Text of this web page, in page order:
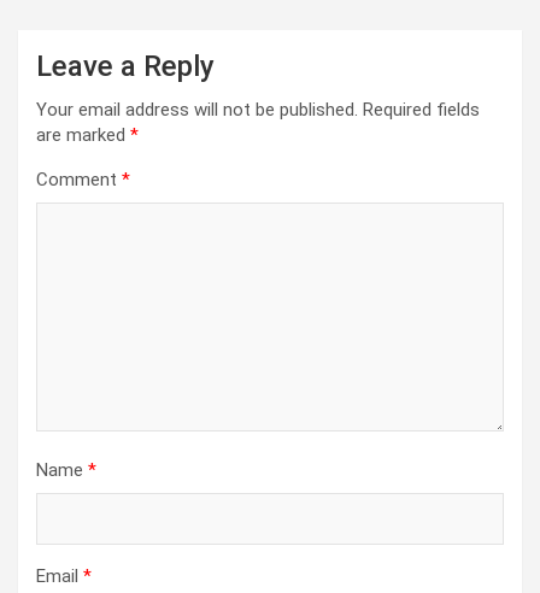
Leave a Reply
Your email address will not be published. Required fields
are marked *
Comment *
Name *
Email *